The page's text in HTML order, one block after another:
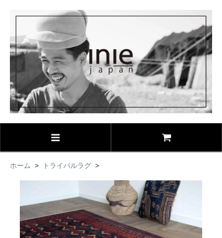
ホーム > トライバルラグ >